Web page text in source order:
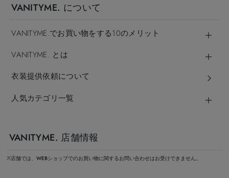
VANITYME. について
VANITYME.でお買い物をする10のメリット
VANITYME. とは
衣装提供依頼について
人気カテゴリ一覧
VANITYME. 店舗情報
※店舗では、WEBショップでのお買い物に関するお問い合わせはお受けできません。